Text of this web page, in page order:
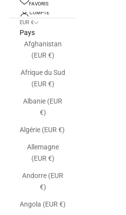
FAVORIS
COMPTE
EUR €
Pays
Afghanistan
(EUR €)
Afrique du Sud
(EUR €)
Albanie (EUR
€)
Algérie (EUR €)
Allemagne
(EUR €)
Andorre (EUR
€)
Angola (EUR €)